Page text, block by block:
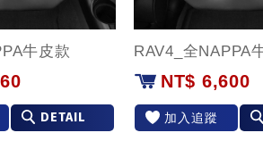
牛皮款
DETAIL
RAV4_全NAPPA
NT$ 6,600
加入追蹤